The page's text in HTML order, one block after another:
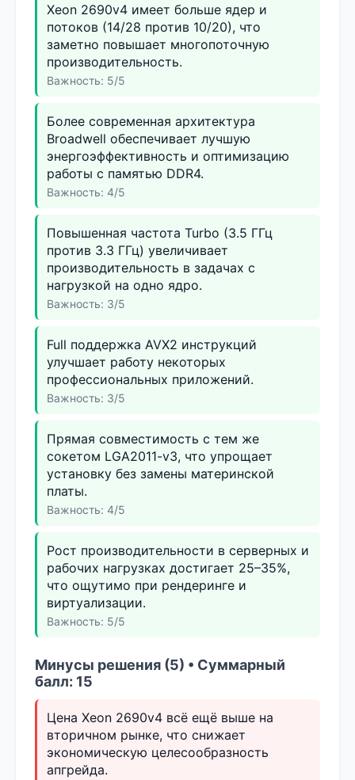
Xeon 2690v4 имеет больше ядер и
потоков (14/28 против 10/20), что
заметно повышает многопоточную
производительность.
Важность: 5/5
Более современная архитектура
Broadwell обеспечивает лучшую
энергоэффективность и оптимизацию
работы с памятью DDR4.
Важность: 4/5
Повышенная частота Turbo (3.5 ГГц
против 3.3 ГГц) увеличивает
производительность в задачах с
нагрузкой на одно ядро.
Важность: 3/5
Full поддержка AVX2 инструкций
улучшает работу некоторых
профессиональных приложений.
Важность: 3/5
Прямая совместимость с тем же
сокетом LGA2011-v3, что упрощает
установку без замены материнской
платы.
Важность: 4/5
Рост производительности в серверных и
рабочих нагрузках достигает 25–35%,
что ощутимо при рендеринге и
виртуализации.
Важность: 5/5
Минусы решения (5) • Суммарный
балл: 15
Цена Xeon 2690v4 всё ещё выше на
вторичном рынке, что снижает
экономическую целесообразность
апгрейда.